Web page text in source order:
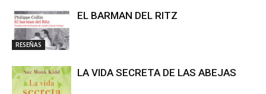
RESEÑAS
EL BARMAN DEL RITZ
LA VIDA SECRETA DE LAS ABEJAS